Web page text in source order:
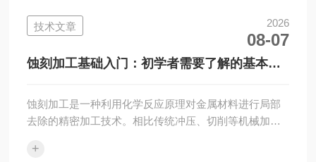
技术文章 2026
08-07
蚀刻加工基础入门：初学者需要了解的基本步
蚀刻加工是一种利用化学反应原理对金属材料进行局部
去除的精密加工技术。相比传统冲压、切削等机械加工
复杂结构、微小孔···
+